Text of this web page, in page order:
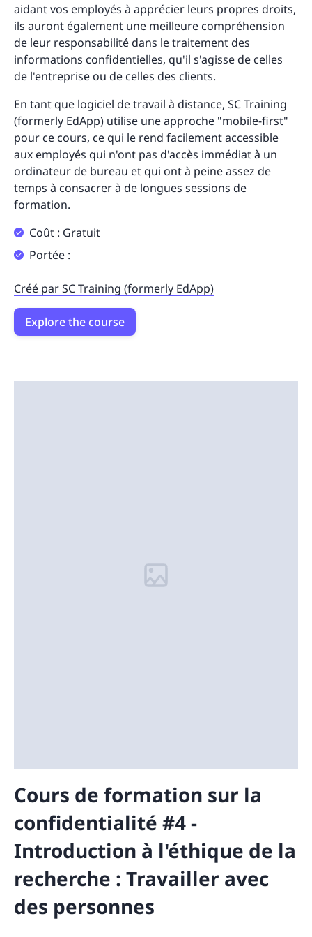
aidant vos employés à apprécier leurs propres droits,
ils auront également une meilleure compréhension
de leur responsabilité dans le traitement des
informations confidentielles, qu'il s'agisse de celles
de l'entreprise ou de celles des clients.
En tant que logiciel de travail à distance, SC Training
(formerly EdApp) utilise une approche "mobile-first"
pour ce cours, ce qui le rend facilement accessible
aux employés qui n'ont pas d'accès immédiat à un
ordinateur de bureau et qui ont à peine assez de
temps à consacrer à de longues sessions de
formation.
Coût : Gratuit
Portée :
Créé par SC Training (formerly EdApp)
Explore the course
Cours de formation sur la
confidentialité #4 -
Introduction à l'éthique de la
recherche : Travailler avec
des personnes